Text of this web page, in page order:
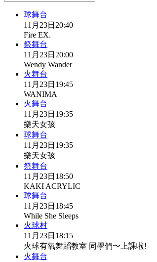
球舞台
11月23日 20:40
Fire EX.
祭舞台
11月23日 20:00
Wendy Wander
火舞台
11月23日 19:45
WANIMA
火舞台
11月23日 19:35
樂天女孩
球舞台
11月23日 19:35
樂天女孩
祭舞台
11月23日 18:50
KAKI ACRYLIC
球舞台
11月23日 18:45
While She Sleeps
火球村
11月23日 18:15
火球有氧舞蹈教室 同學們〜上課啦!
火舞台